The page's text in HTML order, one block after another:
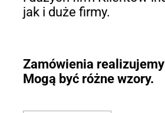
jak i duże firmy.
Zamówienia
Mogą być różne wzory.